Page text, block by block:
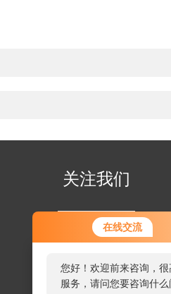
在线交流
您好！欢迎前来咨询，很
服务，请问您要咨询什么
您好，看您停留很久了
了需求产品，您可以直接
关注我们